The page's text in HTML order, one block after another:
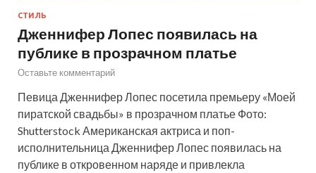
СТИЛЬ
Дженнифер Лопес появилась на
публике в прозрачном платье
Оставьте комментарий
Певица Дженнифер Лопес посетила премьеру «Моей
пиратской свадьбы» в прозрачном платье Фото:
Shutterstock Американская актриса и поп-
исполнительница Дженнифер Лопес появилась на
публике в откровенном наряде и привлекла